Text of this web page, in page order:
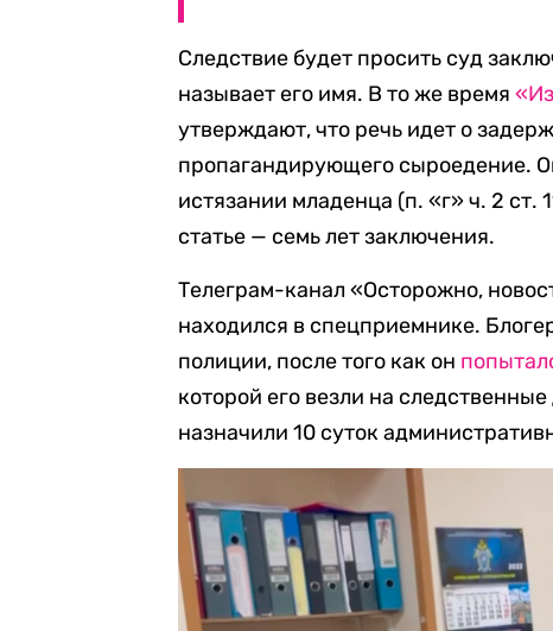
Следствие будет просить суд
называет его имя. В то же время
утверждают, что речь идет о
пропагандирующего сыроедение.
истязании младенца (п. «г» ч. 2 ст.
статье — семь лет заключения.
Телеграм-канал «Осторожно,
находился в спецприемнике.
полиции, после того как он
которой его везли на
назначили 10 суток